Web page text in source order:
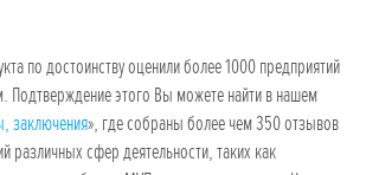
по достоинству оценили более 1000 предприятий
Подтверждение этого Вы можете найти в нашем
заключения», где собраны более чем 350 отзывов
различных сфер деятельности, таких как